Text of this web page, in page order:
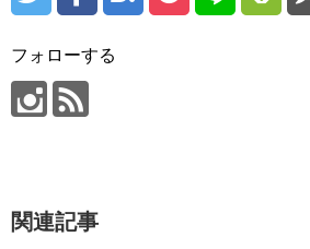
フォローする
関連記事